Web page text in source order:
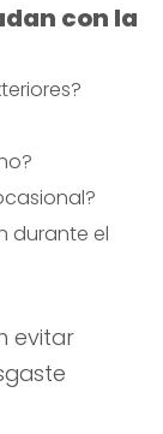
con la
durante el
evitar